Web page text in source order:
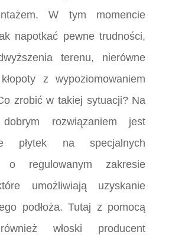
W tym momencie
napotkać pewne trudności,
terenu, nierówne
z wypoziomowaniem
zrobić w takiej sytuacji? Na
rozwiązaniem jest
płytek na specjalnych
o regulowanym zakresie
umożliwiają uzyskanie
podłoża. Tutaj z pomocą
włoski producent